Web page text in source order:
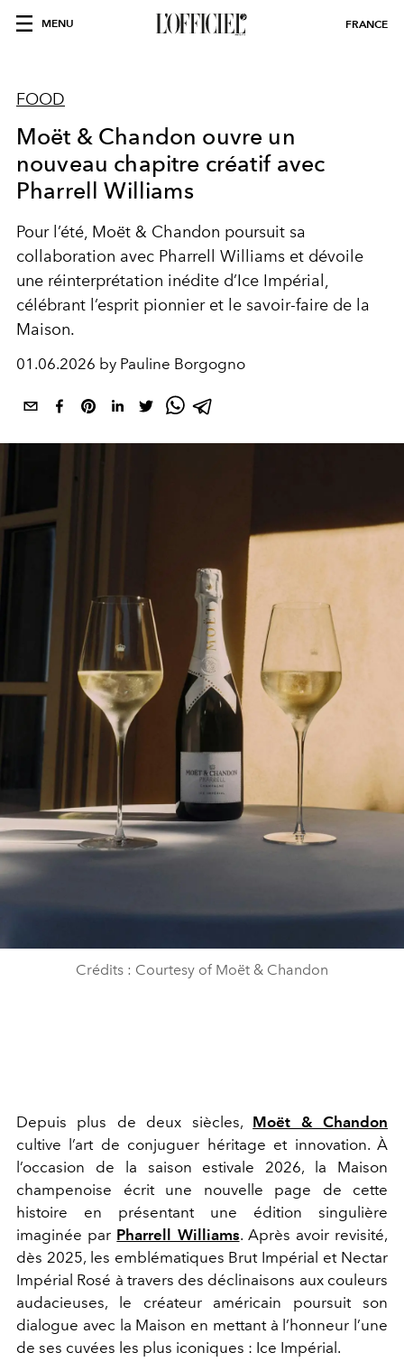
MENU FRANCE
FOOD
Moët & Chandon ouvre un
nouveau chapitre créatif avec
Pharrell Williams
Pour l’été, Moët & Chandon poursuit sa
collaboration avec Pharrell Williams et dévoile
une réinterprétation inédite d’Ice Impérial,
célébrant l’esprit pionnier et le savoir-faire de la
Maison.
01.06.2026 by Pauline Borgogno
Crédits : Courtesy of Moët & Chandon
Depuis plus de deux siècles, Moët & Chandon
cultive l’art de conjuguer héritage et innovation. À
l’occasion de la saison estivale 2026, la Maison
champenoise écrit une nouvelle page de cette
histoire en présentant une édition singulière
imaginée par Pharrell Williams. Après avoir revisité,
dès 2025, les emblématiques Brut Impérial et Nectar
Impérial Rosé à travers des déclinaisons aux couleurs
audacieuses, le créateur américain poursuit son
dialogue avec la Maison en mettant à l’honneur l’une
de ses cuvées les plus iconiques : Ice Impérial.